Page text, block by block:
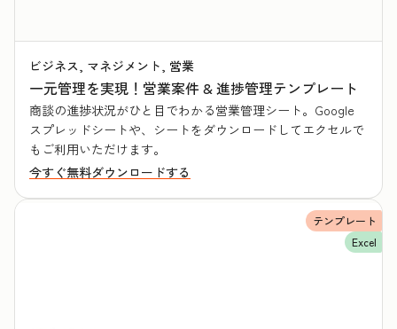
ビジネス, マネジメント, 営業
一元管理を実現！営業案件 & 進捗管理テンプレート
商談の進捗状況がひと目でわかる営業管理シート。Google
スプレッドシートや、シートをダウンロードしてエクセルで
もご利用いただけます。
今すぐ無料ダウンロードする
テンプレート
Excel